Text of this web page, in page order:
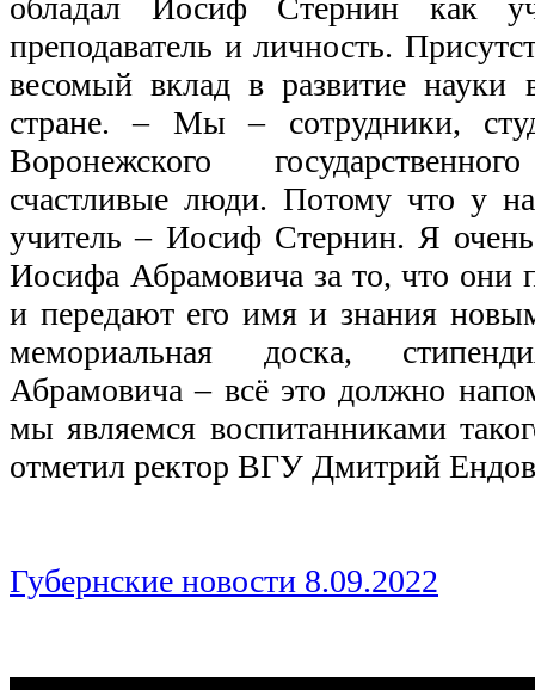
обладал Иосиф Стернин как
преподаватель и личность.
весомый вклад в развитие науки
стране. – Мы – сотрудники,
Воронежского
счастливые люди. Потому что у
учитель – Иосиф Стернин. Я очень
Иосифа Абрамовича за то, что они
и передают его имя и знания
мемориальная доска,
Абрамовича – всё это должно
мы являемся воспитанниками
отметил ректор ВГУ Дмитрий
Губернские новости 8.09.2022